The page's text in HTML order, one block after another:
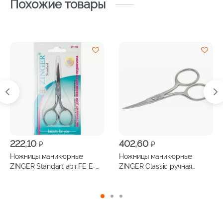
Похожие товары
222,10 ₽
Ножницы маникюрные
ZINGER Standart арт.FE E-
402,60 ₽
Ножницы маникюрные
ZINGER Classic ручная